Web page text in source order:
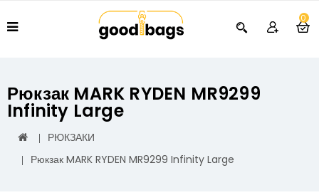
0
Рюкзак MARK RYDEN MR9299
Infinity Large
РЮКЗАКИ
Рюкзак MARK RYDEN MR9299 Infinity Large